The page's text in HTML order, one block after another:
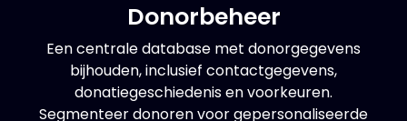
Donorbeheer
Een centrale database met donorgegevens
bijhouden, inclusief contactgegevens,
donatiegeschiedenis en voorkeuren.
Segmenteer donoren voor gepersonaliseerde